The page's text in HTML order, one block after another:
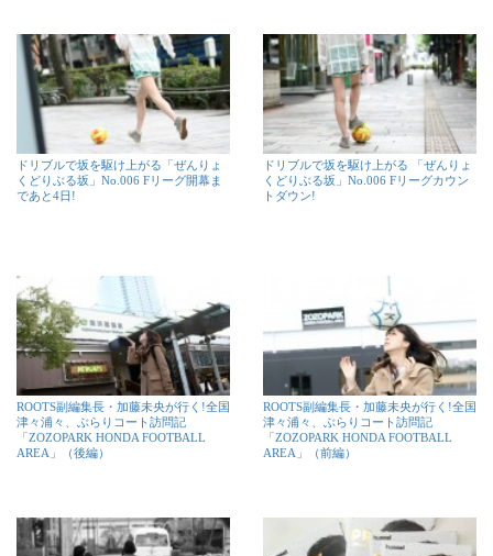
ドリブルで坂を駆け上がる「ぜんりょ
くどりぶる坂」No.006 Fリーグ開幕ま
であと4日!
ドリブルで坂を駆け上がる 「ぜんりょ
くどりぶる坂」No.006 Fリーグカウン
トダウン!
ROOTS副編集長・加藤未央が行く!全国
津々浦々、ぶらりコート訪問記
「ZOZOPARK HONDA FOOTBALL
AREA」（後編）
ROOTS副編集長・加藤未央が行く!全国
津々浦々、ぶらりコート訪問記
「ZOZOPARK HONDA FOOTBALL
AREA」（前編）